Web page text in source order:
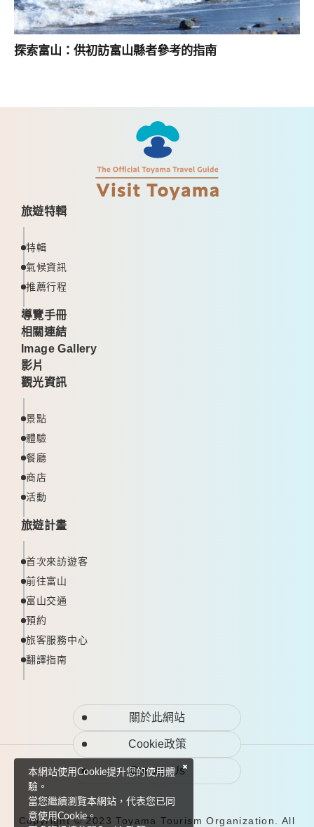
探索富山：供初訪富山縣者參考的指南
旅遊特輯
特輯
氣候資訊
推薦行程
導覽手冊
相關連結
Image Gallery
影片
觀光資訊
景點
體驗
餐廳
商店
活動
旅遊計畫
首次來訪遊客
前往富山
富山交通
預約
旅客服務中心
翻譯指南
關於此網站
Cookie政策
Contact Us
Copyright © 2023 Toyama Tourism Organization. All
本網站使用Cookie提升您的使用體
驗。
當您繼續瀏覽本網站，代表您已同
意使用Cookie。